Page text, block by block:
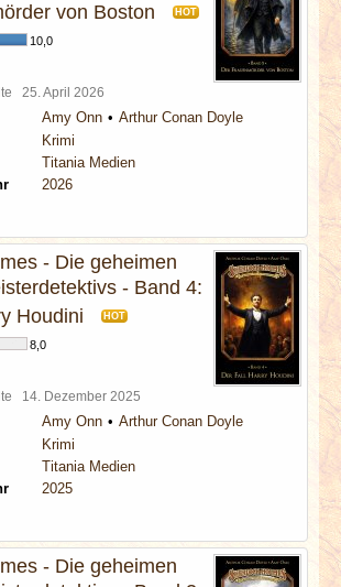
von Boston
HOT
10,0
25. April 2026
Amy Onn
Arthur Conan Doyle
Krimi
Titania Medien
2026
- Die geheimen
- Band 4:
Houdini
HOT
8,0
14. Dezember 2025
Amy Onn
Arthur Conan Doyle
Krimi
Titania Medien
2025
- Die geheimen